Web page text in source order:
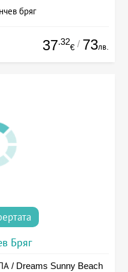
бряг
37.32
€ / 73лв.
Бряг
/ Dreams Sunny Beach